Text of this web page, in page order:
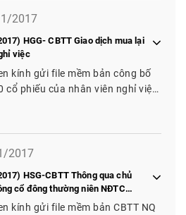
2017
HGG- CBTT Giao dịch mua lại
việc
kính gửi file mềm bản công bố
phiếu của nhân viên nghỉ việc
2017
HSG-CBTT Thông qua chủ
cổ đông thường niên NĐTC
kính gửi file mềm bản CBTT NQ